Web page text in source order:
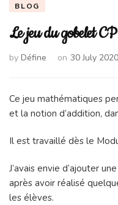
BLOG
Le jeu du gobelet CP
by Défine on 30 July 2020
Ce jeu mathématiques
et la notion d’addition,
Il est travaillé dès le
J’avais envie d’ajouter
après avoir réalisé
les élèves.